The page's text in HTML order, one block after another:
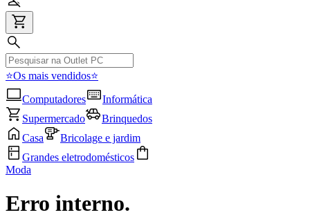
⭐Os mais vendidos⭐
Computadores
Informática
Supermercado
Brinquedos
Casa
Bricolage e jardim
Grandes eletrodomésticos
Moda
Erro interno.